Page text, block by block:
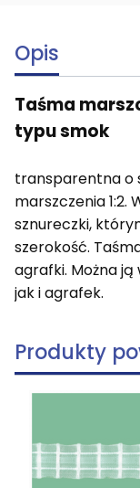
Opis
Taśma
typu smok
transparentna o
marszczenia 1:2.
sznureczki,
szerokość.
agrafki. Można
jak i agrafek.
Produkty